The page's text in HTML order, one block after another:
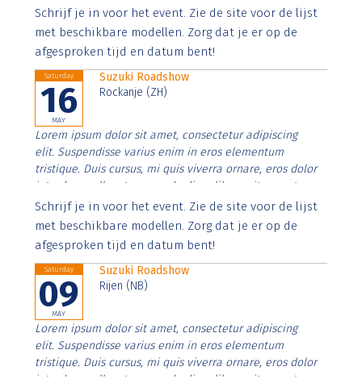
Aenean faucibus nibh et justo cursus id rutrum lorem
imperdiet. Nunc ut sem vitae risus tristique posuere.
Schrijf je in voor het event. Zie de site voor de lijst
met beschikbare modellen. Zorg dat je er op de
afgesproken tijd en datum bent!
Saturday
16
MAY
Suzuki Roadshow
Rockanje (ZH)
Lorem ipsum dolor sit amet, consectetur adipiscing
elit. Suspendisse varius enim in eros elementum
tristique. Duis cursus, mi quis viverra ornare, eros dolor
interdum nulla, ut commodo diam libero vitae erat.
Aenean faucibus nibh et justo cursus id rutrum lorem
imperdiet. Nunc ut sem vitae risus tristique posuere.
Schrijf je in voor het event. Zie de site voor de lijst
met beschikbare modellen. Zorg dat je er op de
afgesproken tijd en datum bent!
Saturday
09
MAY
Suzuki Roadshow
Rijen (NB)
Lorem ipsum dolor sit amet, consectetur adipiscing
elit. Suspendisse varius enim in eros elementum
tristique. Duis cursus, mi quis viverra ornare, eros dolor
interdum nulla, ut commodo diam libero vitae erat.